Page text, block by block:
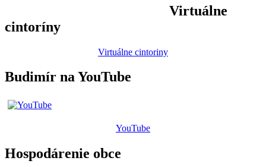
Virtuálne
cintoríny
Virtuálne cintoriny
Budimír na YouTube
YouTube
Hospodárenie obce